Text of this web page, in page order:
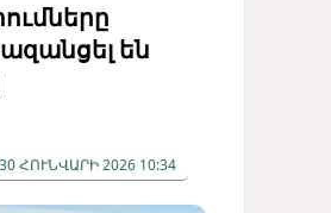
են
30 ՀՈՒՆՎԱՐԻ 2026 10:34